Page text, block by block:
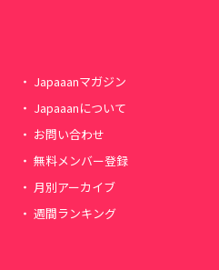
Japaaanマガジン
Japaaanについて
お問い合わせ
無料メンバー登録
月別アーカイブ
週間ランキング